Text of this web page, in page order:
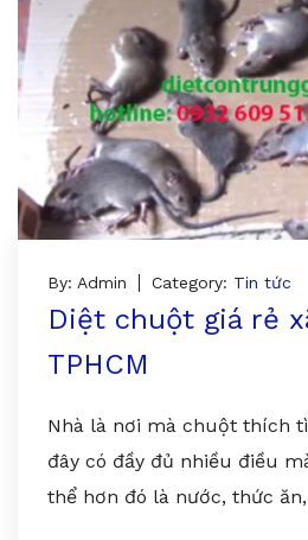
By: Admin Category: Tin tức
Diệt chuột giá rẻ
TPHCM
Nhà là nơi mà chuột thích
đây có đầy đủ nhiều điều
thể hơn đó là nước, thức